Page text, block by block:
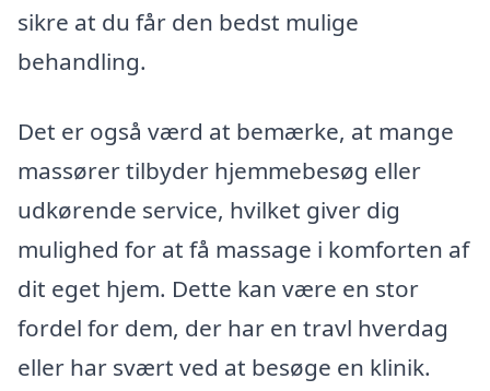
sikre at du får den bedst mulige
behandling.
Det er også værd at bemærke, at mange
massører tilbyder hjemmebesøg eller
udkørende service, hvilket giver dig
mulighed for at få massage i komforten af
dit eget hjem. Dette kan være en stor
fordel for dem, der har en travl hverdag
eller har svært ved at besøge en klinik.